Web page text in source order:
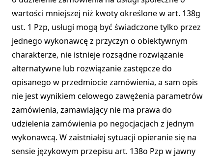
wartości mniejszej niż kwoty określone w art. 138g
ust. 1 Pzp, usługi mogą być świadczone tylko przez
jednego wykonawcę z przyczyn o obiektywnym
charakterze, nie istnieje rozsądne rozwiązanie
alternatywne lub rozwiązanie zastępcze do
opisanego w przedmiocie zamówienia, a sam opis
nie jest wynikiem celowego zawężenia parametrów
zamówienia, zamawiający nie ma prawa do
udzielenia zamówienia po negocjacjach z jednym
wykonawcą. W zaistniałej sytuacji opieranie się na
sensie językowym przepisu art. 138o Pzp w jawny